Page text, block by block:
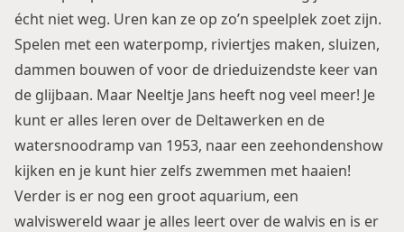
écht niet weg. Uren kan ze op zo’n speelplek zoet zijn.
Spelen met een waterpomp, riviertjes maken, sluizen,
dammen bouwen of voor de drieduizendste keer van
de glijbaan. Maar Neeltje Jans heeft nog veel meer! Je
kunt er alles leren over de Deltawerken en de
watersnoodramp van 1953, naar een zeehondenshow
kijken en je kunt hier zelfs zwemmen met haaien!
Verder is er nog een groot aquarium, een
walviswereld waar je alles leert over de walvis en is er